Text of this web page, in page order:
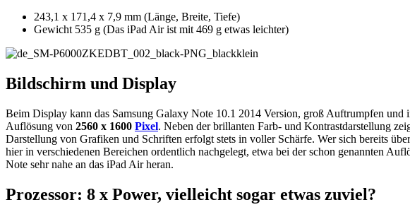
243,1 x 171,4 x 7,9 mm (Länge, Breite, Tiefe)
Gewicht 535 g (Das iPad Air ist mit 469 g etwas leichter)
Bildschirm und Display
Beim Display kann das Samsung Galaxy Note 10.1 2014 Version, groß Auftrumpfen
Auflösung von 2560 x 1600 Pixel. Neben der brillanten Farb- und Kontrastdarstellung
Darstellung von Grafiken und Schriften erfolgt stets in voller Schärfe. Wer sich bereits
hier in verschiedenen Bereichen ordentlich nachgelegt, etwa bei der schon genannten
Note sehr nahe an das iPad Air heran.
Prozessor: 8 x Power, vielleicht sogar etwas zuviel?